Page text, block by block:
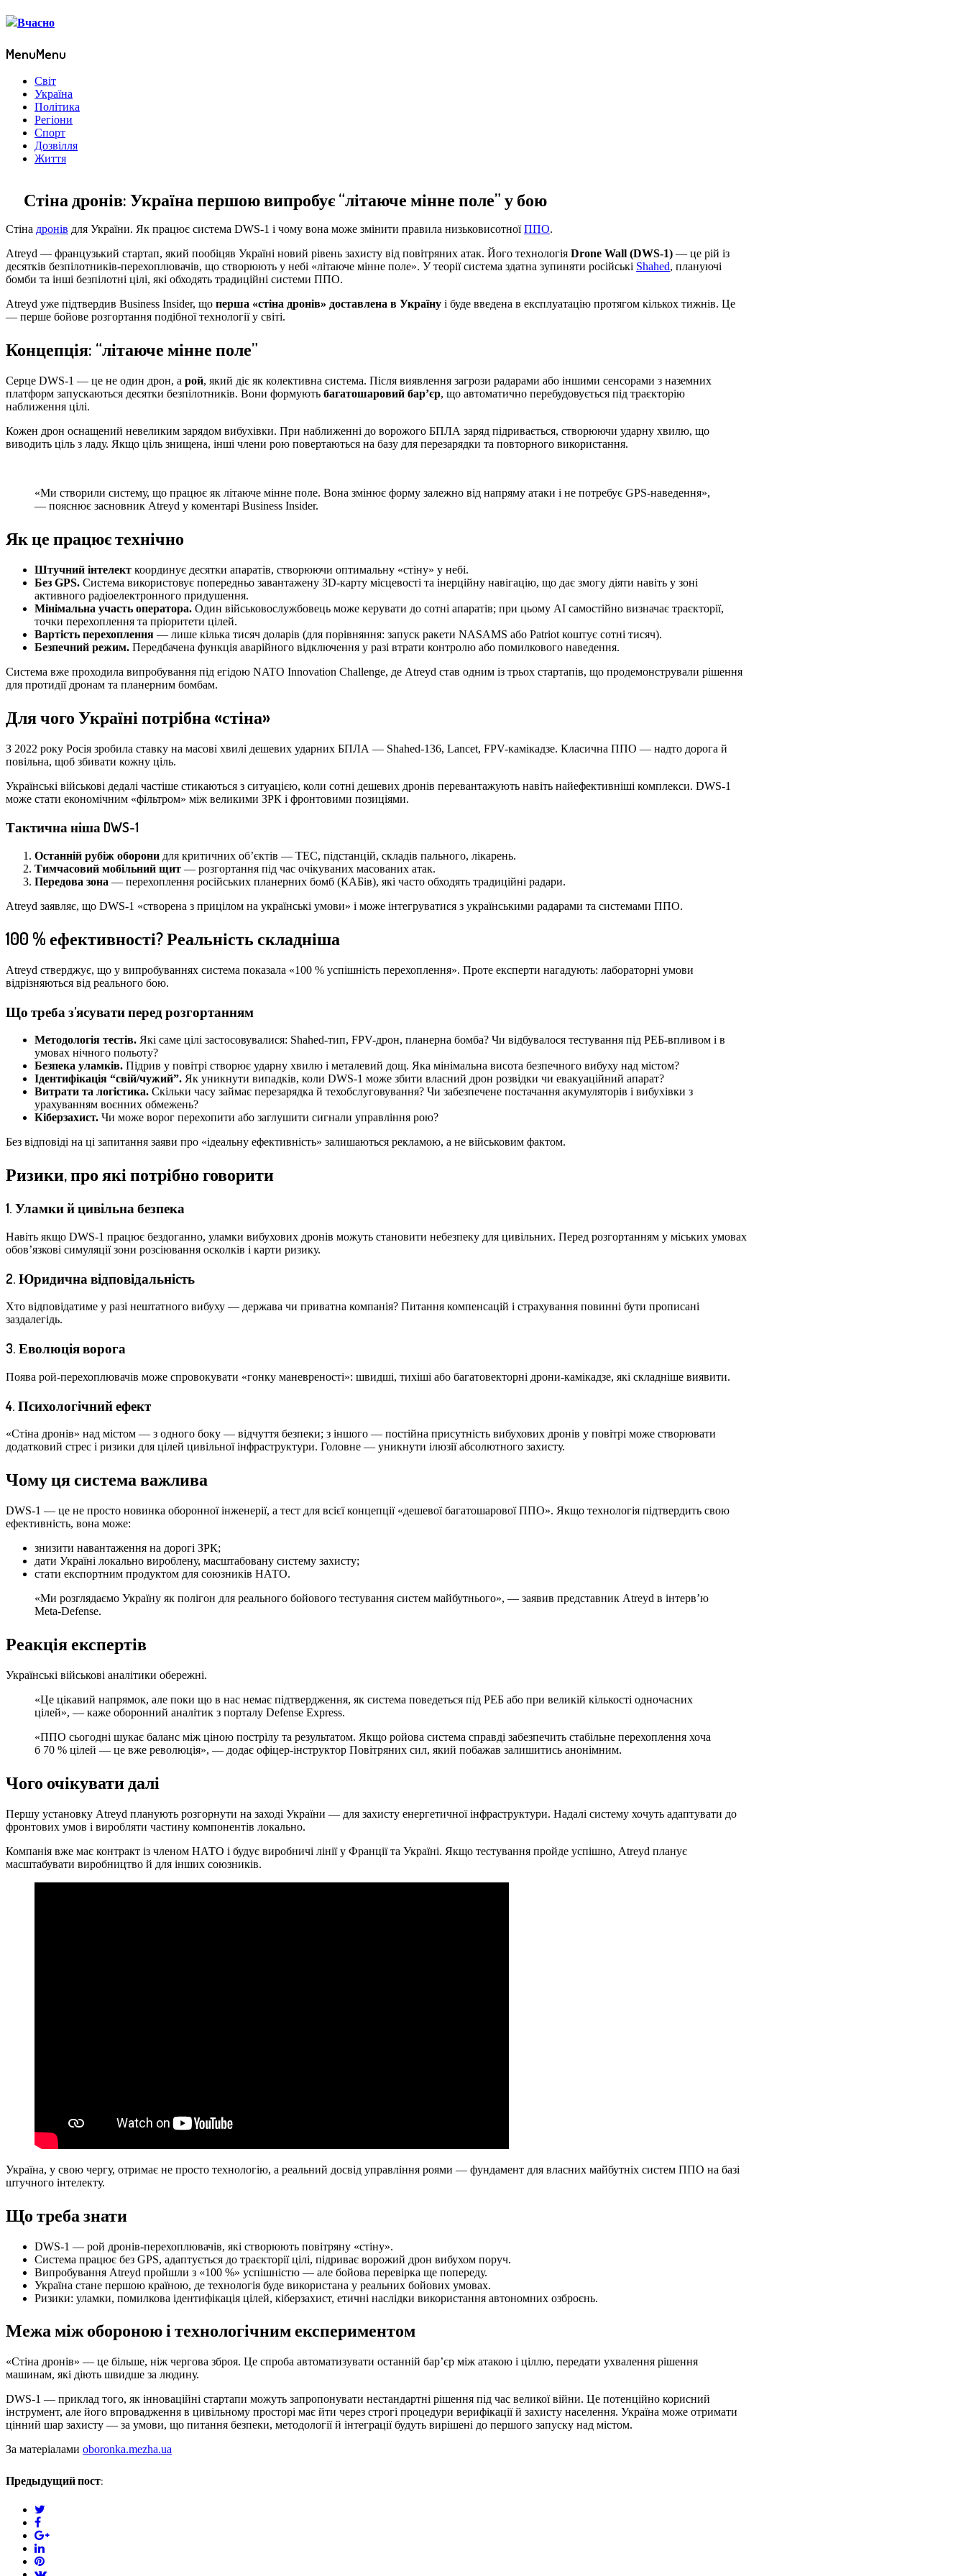
MenuMenu
Світ
Україна
Політика
Регіони
Спорт
Дозвілля
Життя
Стіна дронів: Україна першою випробує “літаюче мінне поле” у бою
Стіна дронів для України. Як працює система DWS-1 і чому вона може змінити правила низьковисотноїППО.
Atreyd — французький стартап, який пообіцяв Україні новий рівень захисту від повітряних атак. Його технологія Drone Wall (DWS-1) — це рій із
десятків безпілотників-перехоплювачів, що створюють у небі «літаюче мінне поле». У теорії система здатна зупиняти російські Shahed, плануючі
бомби та інші безпілотні цілі, які обходять традиційні системи ППО.
Atreyd уже підтвердив Business Insider, що перша «стіна дронів» доставлена в Україну і буде введена в експлуатацію протягом кількох тижнів. Це
— перше бойове розгортання подібної технології у світі.
Концепція: “літаюче мінне поле”
Серце DWS-1 — це не один дрон, а рой, який діє як колективна система. Після виявлення загрози радарами або іншими сенсорами з наземних
платформ запускаються десятки безпілотників. Вони формують багатошаровий бар’єр, що автоматично перебудовується під траєкторію
наближення цілі.
Кожен дрон оснащений невеликим зарядом вибухівки. При наближенні до ворожого БПЛА заряд підривається, створюючи ударну хвилю, що
виводить ціль з ладу. Якщо ціль знищена, інші члени рою повертаються на базу для перезарядки та повторного використання.
«Ми створили систему, що працює як літаюче мінне поле. Вона змінює форму залежно від напряму атаки і не потребує GPS-наведення»,
— пояснює засновник Atreyd у коментарі Business Insider.
Як це працює технічно
Штучний інтелект координує десятки апаратів, створюючи оптимальну «стіну» у небі.
Без GPS. Система використовує попередньо завантажену 3D-карту місцевості та інерційну навігацію, що дає змогу діяти навіть у зоні
активного радіоелектронного придушення.
Мінімальна участь оператора. Один військовослужбовець може керувати до сотні апаратів; при цьому AI самостійно визначає траєкторії,
точки перехоплення та пріоритети цілей.
Вартість перехоплення — лише кілька тисяч доларів (для порівняння: запуск ракети NASAMS або Patriot коштує сотні тисяч).
Безпечний режим. Передбачена функція аварійного відключення у разі втрати контролю або помилкового наведення.
Система вже проходила випробування під егідою NATO Innovation Challenge, де Atreyd став одним із трьох стартапів, що продемонстрували рішення
для протидії дронам та планерним бомбам.
Для чого Україні потрібна «стіна»
З 2022 року Росія зробила ставку на масові хвилі дешевих ударних БПЛА — Shahed-136, Lancet, FPV-камікадзе. Класична ППО — надто дорога й
повільна, щоб збивати кожну ціль.
Українські військові дедалі частіше стикаються з ситуацією, коли сотні дешевих дронів перевантажують навіть найефективніші комплекси. DWS-1
може стати економічним «фільтром» між великими ЗРК і фронтовими позиціями.
Тактична ніша DWS-1
Останній рубіж оборони для критичних об’єктів — ТЕС, підстанцій, складів пального, лікарень.
Тимчасовий мобільний щит — розгортання під час очікуваних масованих атак.
Передова зона — перехоплення російських планерних бомб (КАБів), які часто обходять традиційні радари.
Atreyd заявляє, що DWS-1 «створена з прицілом на українські умови» і може інтегруватися з українськими радарами та системами ППО.
100 % ефективності? Реальність складніша
Atreyd стверджує, що у випробуваннях система показала «100 % успішність перехоплення». Проте експерти нагадують: лабораторні умови
відрізняються від реального бою.
Що треба з’ясувати перед розгортанням
Методологія тестів. Які саме цілі застосовувалися: Shahed-тип, FPV-дрон, планерна бомба? Чи відбувалося тестування під РЕБ-впливом і в
умовах нічного польоту?
Безпека уламків. Підрив у повітрі створює ударну хвилю і металевий дощ. Яка мінімальна висота безпечного вибуху над містом?
Ідентифікація “свій/чужий”. Як уникнути випадків, коли DWS-1 може збити власний дрон розвідки чи евакуаційний апарат?
Витрати та логістика. Скільки часу займає перезарядка й техобслуговування? Чи забезпечене постачання акумуляторів і вибухівки з
урахуванням воєнних обмежень?
Кіберзахист. Чи може ворог перехопити або заглушити сигнали управління рою?
Без відповіді на ці запитання заяви про «ідеальну ефективність» залишаються рекламою, а не військовим фактом.
Ризики, про які потрібно говорити
1. Уламки й цивільна безпека
Навіть якщо DWS-1 працює бездоганно, уламки вибухових дронів можуть становити небезпеку для цивільних. Перед розгортанням у міських умовах
обов’язкові симуляції зони розсіювання осколків і карти ризику.
2. Юридична відповідальність
Хто відповідатиме у разі нештатного вибуху — держава чи приватна компанія? Питання компенсацій і страхування повинні бути прописані
заздалегідь.
3. Еволюція ворога
Поява рой-перехоплювачів може спровокувати «гонку маневреності»: швидші, тихіші або багатовекторні дрони-камікадзе, які складніше виявити.
4. Психологічний ефект
«Стіна дронів» над містом — з одного боку — відчуття безпеки; з іншого — постійна присутність вибухових дронів у повітрі може створювати
додатковий стрес і ризики для цілей цивільної інфраструктури. Головне — уникнути ілюзії абсолютного захисту.
Чому ця система важлива
DWS-1 — це не просто новинка оборонної інженерії, а тест для всієї концепції «дешевої багатошарової ППО». Якщо технологія підтвердить свою
ефективність, вона може:
знизити навантаження на дорогі ЗРК;
дати Україні локально вироблену, масштабовану систему захисту;
стати експортним продуктом для союзників НАТО.
«Ми розглядаємо Україну як полігон для реального бойового тестування систем майбутнього», — заявив представник Atreyd в інтерв’ю
Meta-Defense.
Реакція експертів
Українські військові аналітики обережні.
«Це цікавий напрямок, але поки що в нас немає підтвердження, як система поведеться під РЕБ або при великій кількості одночасних
цілей», — каже оборонний аналітик з порталу Defense Express.
«ППО сьогодні шукає баланс між ціною пострілу та результатом. Якщо ройова система справді забезпечить стабільне перехоплення хоча
б 70 % цілей — це вже революція», — додає офіцер-інструктор Повітряних сил, який побажав залишитись анонімним.
Чого очікувати далі
Першу установку Atreyd планують розгорнути на заході України — для захисту енергетичної інфраструктури. Надалі систему хочуть адаптувати до
фронтових умов і виробляти частину компонентів локально.
Компанія вже має контракт із членом НАТО і будує виробничі лінії у Франції та Україні. Якщо тестування пройде успішно, Atreyd планує
масштабувати виробництво й для інших союзників.
Україна, у свою чергу, отримає не просто технологію, а реальний досвід управління роями — фундамент для власних майбутніх систем ППО на базі
штучного інтелекту.
Що треба знати
DWS-1 — рой дронів-перехоплювачів, які створюють повітряну «стіну».
Система працює без GPS, адаптується до траєкторії цілі, підриває ворожий дрон вибухом поруч.
Випробування Atreyd пройшли з «100 %» успішністю — але бойова перевірка ще попереду.
Україна стане першою країною, де технологія буде використана у реальних бойових умовах.
Ризики: уламки, помилкова ідентифікація цілей, кіберзахист, етичні наслідки використання автономних озброєнь.
Межа між обороною і технологічним експериментом
«Стіна дронів» — це більше, ніж чергова зброя. Це спроба автоматизувати останній бар’єр між атакою і ціллю, передати ухвалення рішення
машинам, які діють швидше за людину.
DWS-1 — приклад того, як інноваційні стартапи можуть запропонувати нестандартні рішення під час великої війни. Це потенційно корисний
інструмент, але його впровадження в цивільному просторі має йти через строгі процедури верифікації й захисту населення. Україна може отримати
цінний шар захисту — за умови, що питання безпеки, методології й інтеграції будуть вирішені до першого запуску над містом.
За матеріалами oboronka.mezha.ua
Предыдущий пост:
facebook
google+
linkedin
pinterest
vkontakte